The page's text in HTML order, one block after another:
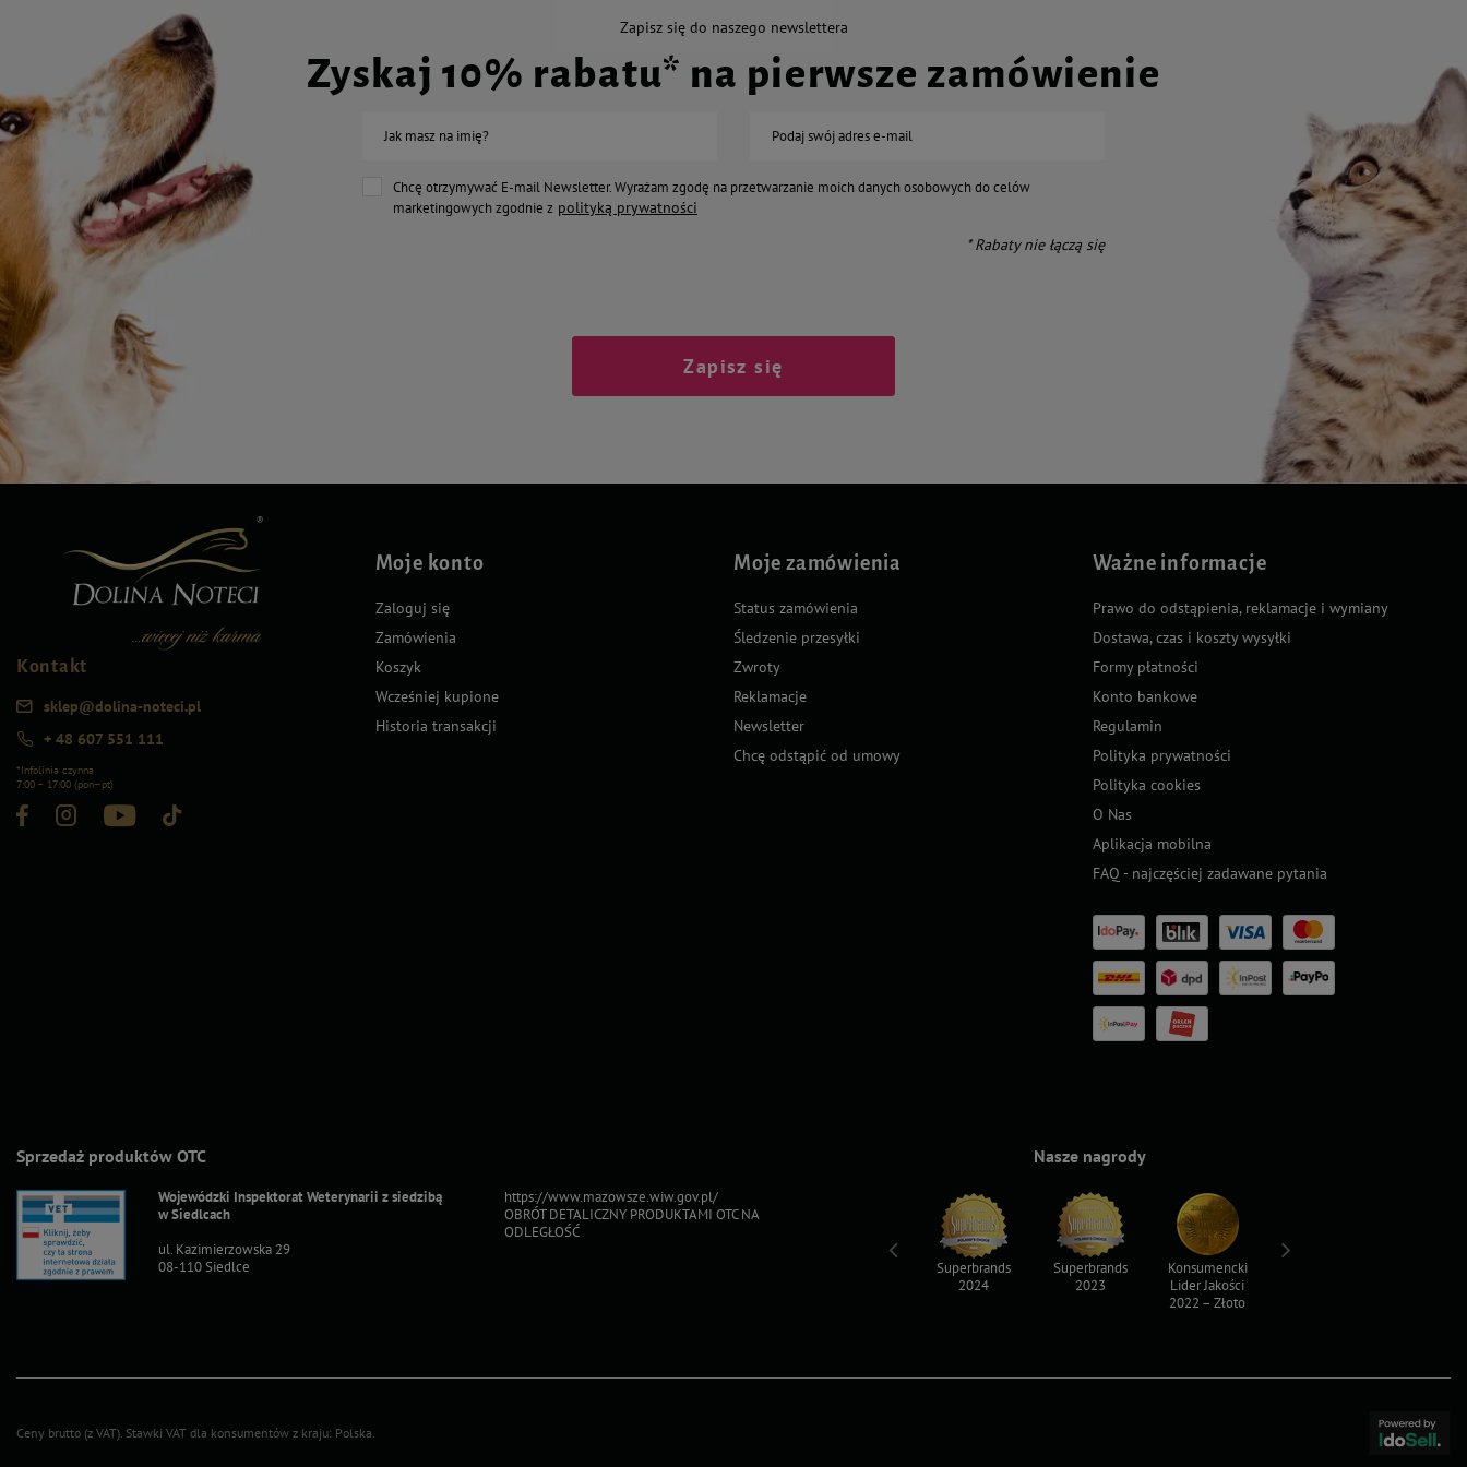
Zapisz się do naszego newslettera
Zyskaj 10% rabatu* na pierwsze zamówienie
Jak masz na imię? Podaj swój adres e-mail
Chcę otrzymywać E-mail Newsletter. Wyrażam zgodę na przetwarzanie moich danych osobowych do celów
marketingowych zgodnie z polityką prywatności
* Rabaty nie łączą się
Zapisz się
Kontakt
sklep@dolina-noteci.pl
+ 48 607 551 111
*Infolinia czynna
7:00 – 17:00 (pon–pt)
Moje konto
Zaloguj się
Zamówienia
Koszyk
Wcześniej kupione
Historia transakcji
Moje zamówienia
Status zamówienia
Śledzenie przesyłki
Zwroty
Reklamacje
Newsletter
Chcę odstąpić od umowy
Ważne informacje
Prawo do odstąpienia, reklamacje i wymiany
Dostawa, czas i koszty wysyłki
Formy płatności
Konto bankowe
Regulamin
Polityka prywatności
Polityka cookies
O Nas
Aplikacja mobilna
FAQ - najczęściej zadawane pytania
Sprzedaż produktów OTC
Wojewódzki Inspektorat Weterynarii z siedzibą
w Siedlcach
ul. Kazimierzowska 29
08-110 Siedlce
https://www.mazowsze.wiw.gov.pl/
OBRÓT DETALICZNY PRODUKTAMI OTC NA
ODLEGŁOŚĆ
Nasze nagrody
Superbrands
2024
Superbrands
2023
Konsumencki
Lider Jakości
2022 – Złoto
Ceny brutto (z VAT). Stawki VAT dla konsumentów z kraju: Polska.